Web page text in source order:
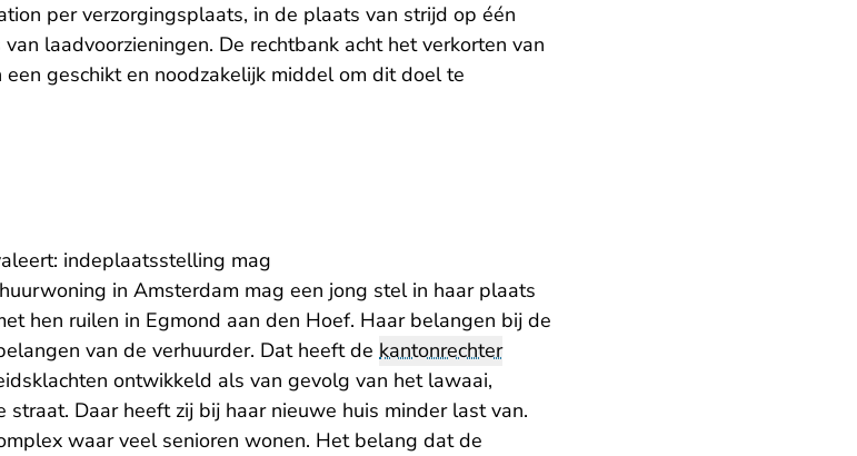
per verzorgingsplaats, in de plaats van strijd op één
laadvoorzieningen. De rechtbank acht het verkorten van
geschikt en noodzakelijk middel om dit doel te
indeplaatsstelling mag
in Amsterdam mag een jong stel in haar plaats
hen ruilen in Egmond aan den Hoef. Haar belangen bij de
van de verhuurder. Dat heeft de kantonrechter
ontwikkeld als van gevolg van het lawaai,
Daar heeft zij bij haar nieuwe huis minder last van.
waar veel senioren wonen. Het belang dat de